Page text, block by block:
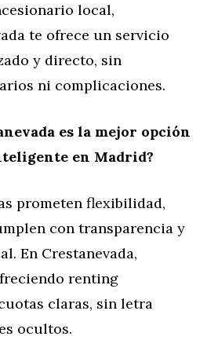
local,
te ofrece un servicio
y directo, sin
ni complicaciones.
es la mejor opción
en Madrid?
prometen flexibilidad,
con transparencia y
En Crestanevada,
renting
claras, sin letra
ocultos.